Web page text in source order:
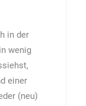
in der
wenig
einer
(neu)